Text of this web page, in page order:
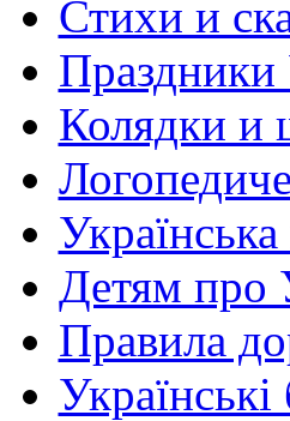
Стихи и
Колядки и
Детям про
Правила